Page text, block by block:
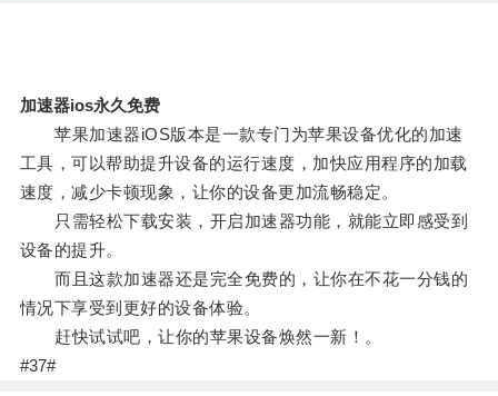
加速器ios永久免费
苹果加速器iOS版本是一款专门为苹果设备优化的加速
工具，可以帮助提升设备的运行速度，加快应用程序的加载
速度，减少卡顿现象，让你的设备更加流畅稳定。
只需轻松下载安装，开启加速器功能，就能立即感受到
设备的提升。
而且这款加速器还是完全免费的，让你在不花一分钱的
情况下享受到更好的设备体验。
赶快试试吧，让你的苹果设备焕然一新！。
#37#